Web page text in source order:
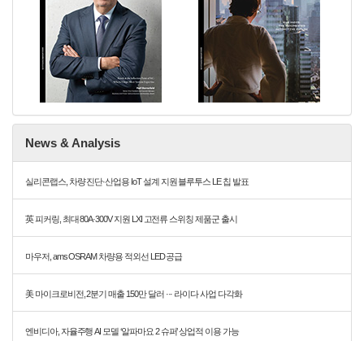
News & Analysis
실리콘랩스, 차량 진단·산업용 IoT 설계 지원 블루투스 LE 칩 발표
英 피커링, 최대 80A·300V 지원 LXI 고전류 스위칭 제품군 출시
마우저, ams OSRAM 차량용 적외선 LED 공급
美 마이크로비전, 2분기 매출 150만 달러 ··· 라이다 사업 다각화
엔비디아, 자율주행 AI 모델 ‘알파마요 2 슈퍼’ 상업적 이용 가능